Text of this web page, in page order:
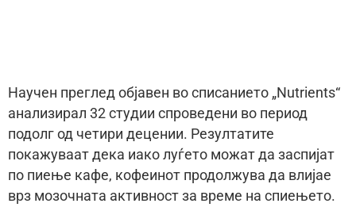
Научен преглед објавен во списанието „Nutrients“
анализирал 32 студии спроведени во период
подолг од четири децении. Резултатите
покажуваат дека иако луѓето можат да заспијат
по пиење кафе, кофеинот продолжува да влијае
врз мозочната активност за време на спиењето.